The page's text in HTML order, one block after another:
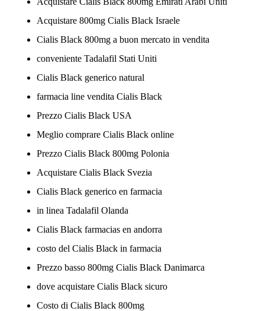
Acquistare 800mg Cialis Black Israele
Cialis Black 800mg a buon mercato in vendita
conveniente Tadalafil Stati Uniti
Cialis Black generico natural
farmacia line vendita Cialis Black
Prezzo Cialis Black USA
Meglio comprare Cialis Black online
Prezzo Cialis Black 800mg Polonia
Acquistare Cialis Black Svezia
Cialis Black generico en farmacia
in linea Tadalafil Olanda
Cialis Black farmacias en andorra
costo del Cialis Black in farmacia
Prezzo basso 800mg Cialis Black Danimarca
dove acquistare Cialis Black sicuro
Costo di Cialis Black 800mg